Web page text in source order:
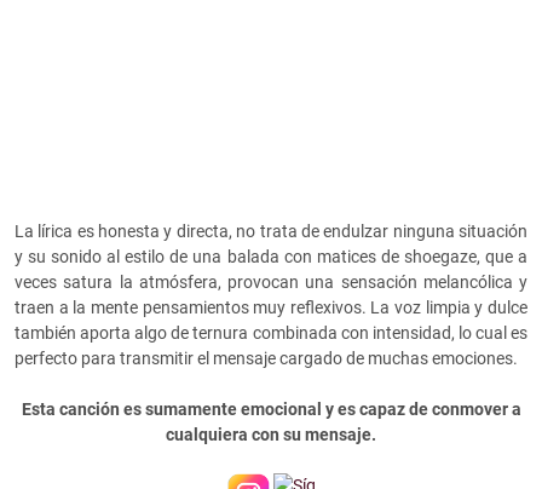
La lírica es honesta y directa, no trata de endulzar ninguna situación
y su sonido al estilo de una balada con matices de shoegaze, que a
veces satura la atmósfera, provocan una sensación melancólica y
traen a la mente pensamientos muy reflexivos. La voz limpia y dulce
también aporta algo de ternura combinada con intensidad, lo cual es
perfecto para transmitir el mensaje cargado de muchas emociones.
Esta canción es sumamente emocional y es capaz de conmover a
cualquiera con su mensaje.